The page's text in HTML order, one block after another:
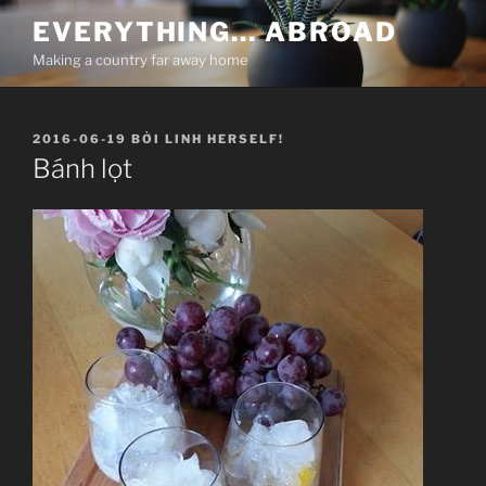
Chuyển
phần
nội
EVERYTHING… ABROAD
Making a country far away home
ĐĂNG
TRONG
2016-06-19 BỞI LINH HERSELF!
Bánh lọt